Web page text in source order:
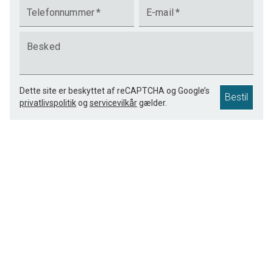
Telefonnummer* E-mail *
Besked
Dette site er beskyttet af reCAPTCHA og Google’s
privatlivspolitikog servicevilkårgælder. Bestil